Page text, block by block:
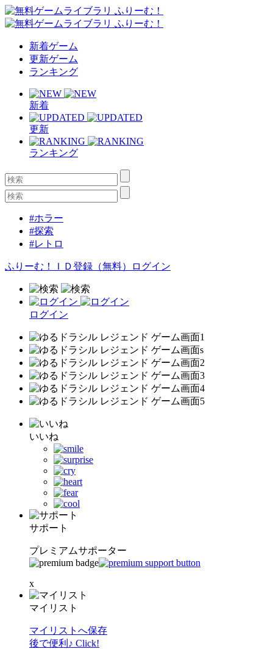
新着ゲーム
更新ゲーム
ランキング
新着
更新
ランキング
#ホラー
#探索
#レトロ
ふりーむ！ＩＤ登録（無料） ログイン
ログイン
いいね
サポート
プレミアムサポーター
x
マイリスト
マイリストへ保存
後で便利♪ Click!